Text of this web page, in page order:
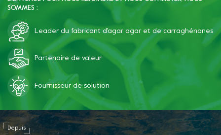
SOMMES :
Leader du fabricant d'agar agar et de carraghénanes
Partenaire de valeur
Fournisseur de solution
Depuis